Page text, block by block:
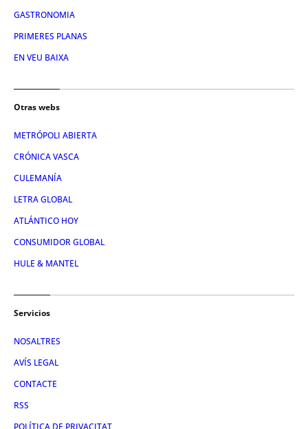
GASTRONOMIA
PRIMERES PLANAS
EN VEU BAIXA
Otras webs
METRÓPOLI ABIERTA
CRÓNICA VASCA
CULEMANÍA
LETRA GLOBAL
ATLÁNTICO HOY
CONSUMIDOR GLOBAL
HULE & MANTEL
Servicios
NOSALTRES
AVÍS LEGAL
CONTACTE
RSS
POLÍTICA DE PRIVACITAT